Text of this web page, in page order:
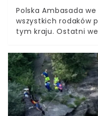
Polska Ambasada
wszystkich rodaków
tym kraju. Ostatni
jeszcze gorzej.We
Niesie ze sobą
być niebezpieczne
Dlatego ambasada
wszystkich Polaków